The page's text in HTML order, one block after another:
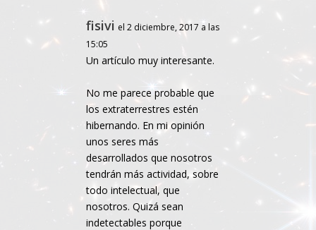
fisivi el 2 diciembre, 2017 a las
15:05
Un artículo muy interesante.
No me parece probable que
los extraterrestres estén
hibernando. En mi opinión
unos seres más
desarrollados que nosotros
tendrán más actividad, sobre
todo intelectual, que
nosotros. Quizá sean
indetectables porque